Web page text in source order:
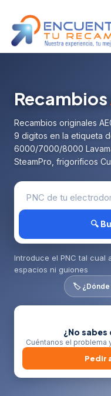
Recambios
Recambios originales
9 digitos en la etiqueta
6000/7000/8000
SteamPro, frigorificos
🔍
Introduce el PNC tal
espacios ni guiones
🏷️ ¿Dónde
¿No
Cuéntanos el problema
Pedir